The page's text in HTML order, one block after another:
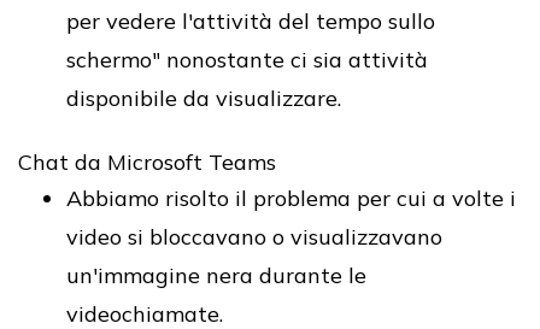
per vedere l'attività del tempo sullo
schermo" nonostante ci sia attività
disponibile da visualizzare.
Chat da Microsoft Teams
Abbiamo risolto il problema per cui a volte i
video si bloccavano o visualizzavano
un'immagine nera durante le
videochiamate.